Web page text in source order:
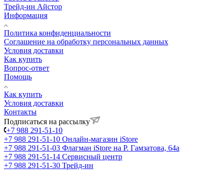
Трейд-ин Айстор
Информация
Политика конфиденциальности
Соглашение на обработку персональных данных
Условия доставки
Как купить
Вопрос-ответ
Помощь
Как купить
Условия доставки
Контакты
Подписаться на рассылку
+7 988 291-51-10
+7 988 291-51-10 Онлайн-магазин iStore
+7 988 291-51-03 Флагман iStore на Р. Гамзатова, 64а
+7 988 291-51-14 Сервисный центр
+7 988 291-51-30 Трейд-ин